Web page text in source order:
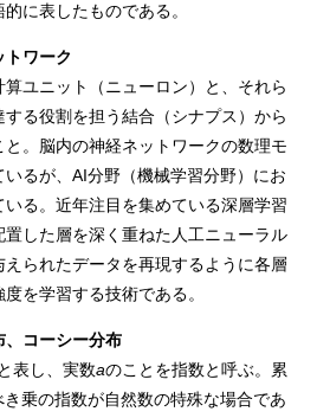
に表したものである。
トワーク
ユニット（ニューロン）と、それら
る役割を担う結合（シナプス）から
。脳内の神経ネットワークの数理モ
るが、AI分野（機械学習分野）にお
る。近年注目を集めている深層学習
置した層を深く重ねた人工ニューラル
えられたデータを再現するように各層
を学習する技術である。
、コーシー分布
と表し、実数aのことを指数と呼ぶ。累
き乗の指数が自然数の特殊な場合であ